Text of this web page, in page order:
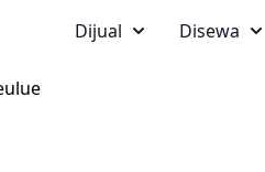
Dijual Disewa